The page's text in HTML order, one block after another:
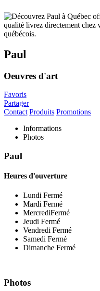
Paul
Oeuvres d'art
Favoris
Partager
Contact Produits Promotions
Informations
Photos
Paul
Heures d'ouverture
Lundi Fermé
Mardi Fermé
MercrediFermé
Jeudi Fermé
Vendredi Fermé
Samedi Fermé
Dimanche Fermé
Photos